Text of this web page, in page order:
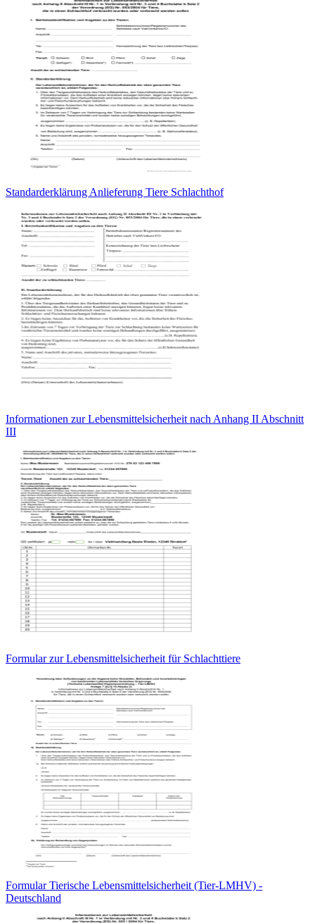
Standarderklärung Anlieferung Tiere Schlachthof
Informationen zur Lebensmittelsicherheit nach Anhang II Abschnitt
III
Formular zur Lebensmittelsicherheit für Schlachttiere
Formular Tierische Lebensmittelsicherheit (Tier-LMHV) -
Deutschland